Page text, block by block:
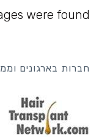
were found
חברות בארגונים